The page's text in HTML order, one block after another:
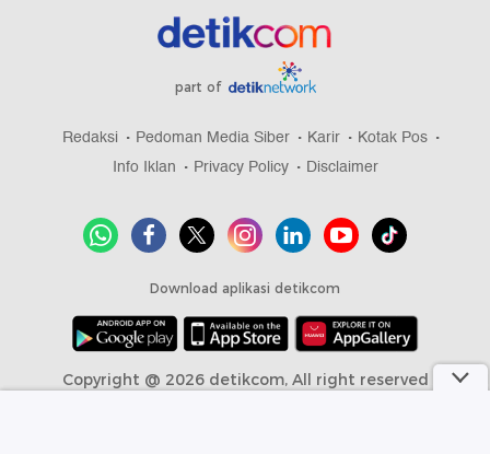
part of
Redaksi Pedoman Media Siber Karir
Kotak Pos
Info Iklan
Privacy Policy Disclaimer
Download aplikasi detikcom
Copyright @ 2026 detikcom, All right reserved